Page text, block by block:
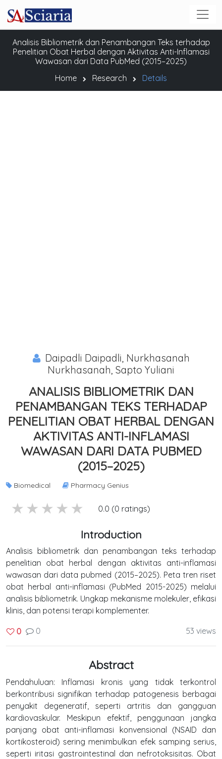
Analisis Bibliometrik dan Penambangan Teks terhadap
Penelitian Obat Herbal dengan Aktivitas Anti-Inflamasi
Wawasan dari Data PubMed (2015–2025)
Home
Research Details
Daipadli Daipadli, Nurkhasanah
Nurkhasanah, Sapto Yuliani
ANALISIS BIBLIOMETRIK DAN
PENAMBANGAN TEKS TERHADAP
PENELITIAN OBAT HERBAL DENGAN
AKTIVITAS ANTI-INFLAMASI
WAWASAN DARI DATA PUBMED
(2015–2025)
Biomedical Pharmacy Genius
1 stars
2 stars
3 stars
4 stars
5 stars 0.0 (0 ratings)
Introduction
Analisis bibliometrik dan penambangan teks terhadap
penelitian obat herbal dengan aktivitas anti-inflamasi
wawasan dari data pubmed (2015–2025). Peta tren riset
obat herbal anti-inflamasi (PubMed 2015-2025) melalui
analisis bibliometrik. Ungkap mekanisme molekuler, efikasi
klinis, dan potensi terapi komplementer.
0 0 53 views
Abstract
Pendahuluan: Inflamasi kronis yang tidak terkontrol
berkontribusi signifikan terhadap patogenesis berbagai
penyakit degeneratif, seperti artritis dan gangguan
kardiovaskular. Meskipun efektif, penggunaan jangka
panjang obat anti-inflamasi konvensional (NSAID dan
kortikosteroid) sering menimbulkan efek samping serius,
seperti iritasi gastrointestinal dan nefrotoksisitas. Obat